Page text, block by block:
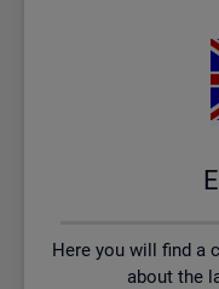
Here you will find a
about the